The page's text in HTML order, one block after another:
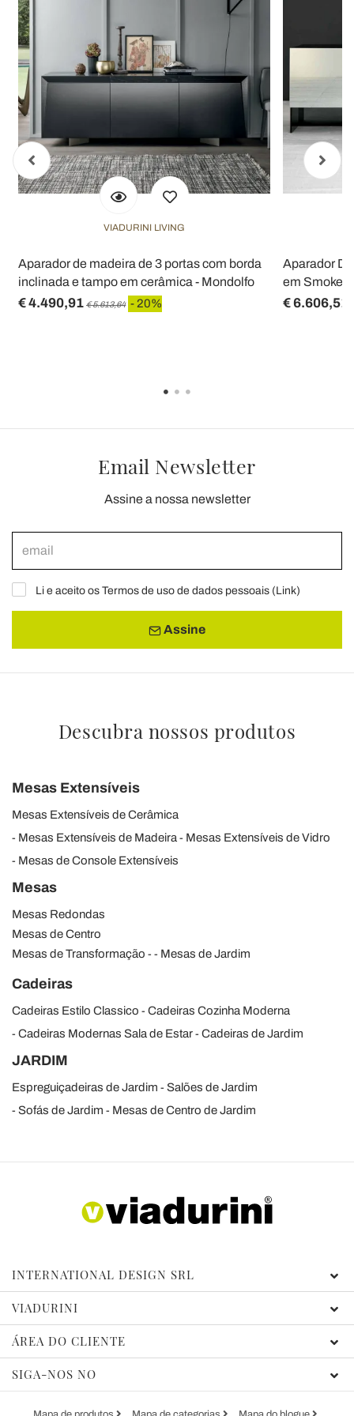
VIADURINI LIVING
Aparador de madeira de 3 portas com borda
inclinada e tampo em cerâmica - Mondolfo
€ 4.490,91 € 5.613,64 - 20%
Aparador
em Smokey
€ 6.606,51
Email Newsletter
Assine a nossa newsletter
Li e aceito os Termos de uso de dados pessoais (Link)
Assine
Descubra nossos produtos
Mesas Extensíveis
Mesas Extensíveis de Cerâmica
Mesas Extensíveis de Madeira
Mesas Extensíveis de Vidro
Mesas de Console Extensíveis
Mesas
Mesas Redondas
Mesas de Centro
Mesas de Transformação
Mesas de Jardim
Cadeiras
Cadeiras Estilo Classico
Cadeiras Cozinha Moderna
Cadeiras Modernas Sala de Estar
Cadeiras de Jardim
JARDIM
Espreguiçadeiras de Jardim
Salões de Jardim
Sofás de Jardim
Mesas de Centro de Jardim
INTERNATIONAL DESIGN SRL
VIADURINI
ÁREA DO CLIENTE
SIGA-NOS NO